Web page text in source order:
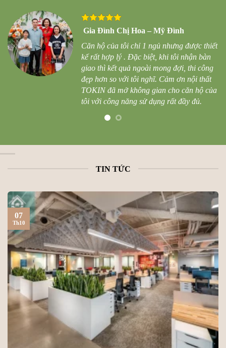
Gia Đình Chị Hoa – Mỹ Đình
Căn hộ của tôi chỉ 1 ngủ nhưng được thiết
kế rất hợp lý . Đặc biệt, khi tôi nhận bàn
giao thì kết quả ngoài mong đợi, thi công
đẹp hơn so với tôi nghĩ. Cảm ơn nội thất
TOKIN đã mở không gian cho căn hộ của
tôi với công năng sử dụng rất đầy đủ.
TIN TỨC
07
Th10